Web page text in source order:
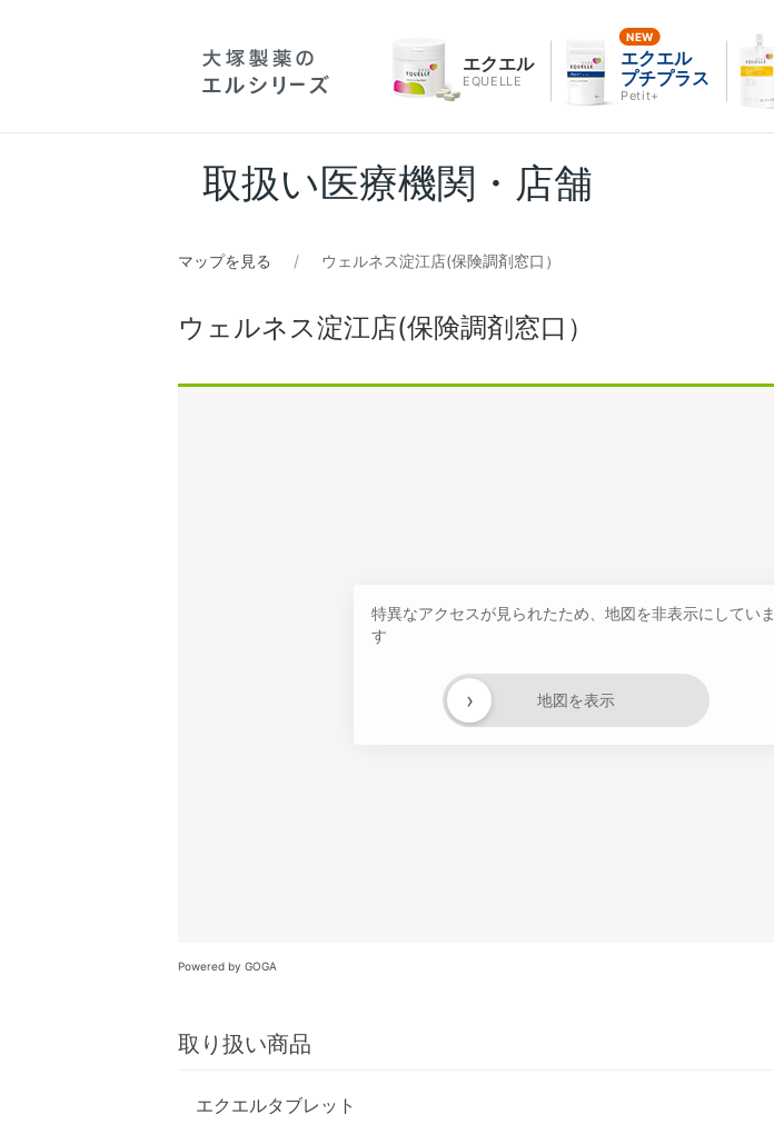
エクエル
EQUELLE
エクエル
プチプラス
Petit+
取扱い医療機関・店舗
マップを見る ウェルネス淀江店(保険調剤窓口）
ウェルネス淀江店(保険調剤窓口）
特異なアクセスが見られたため、地図を非表示にしていま
す
地図を表示
›
Powered by GOGA
取り扱い商品
エクエルタブレット